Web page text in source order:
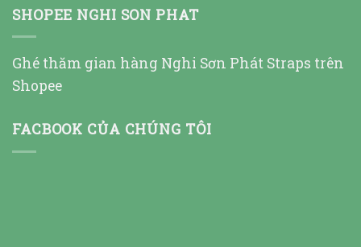
SHOPEE NGHI SON PHAT
Ghé thăm gian hàng Nghi Sơn Phát Straps trên
Shopee
FACBOOK CỦA CHÚNG TÔI